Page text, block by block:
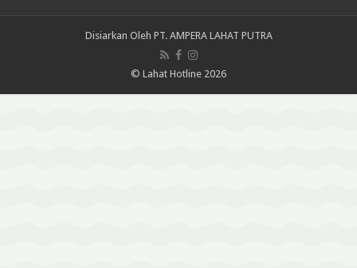
Disiarkan Oleh PT. AMPERA LAHAT PUTRA
© Lahat Hotline 2026